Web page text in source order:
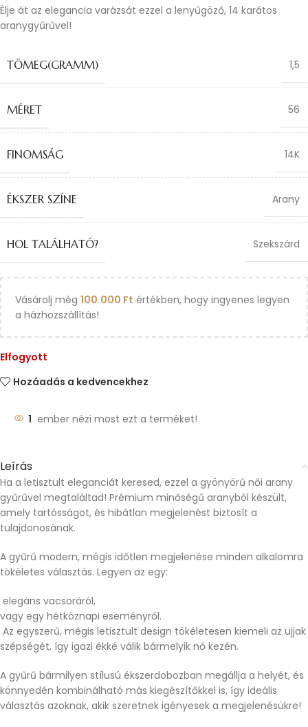
Élje át az elegancia varázsát ezzel a lenyűgöző, 14 karátos
aranygyűrűvel!
TÖMEG(GRAMM) 1,5
MÉRET 56
FINOMSÁG 14K
ÉKSZER SZÍNE Arany
HOL TALÁLHATÓ? Szekszárd
Vásárolj még 100.000 Ft értékben, hogy ingyenes legyen
a házhozszállítás!
Elfogyott
Hozáadás a kedvencekhez
1 ember nézi most ezt a terméket!
Leírás
Ha a letisztult eleganciát keresed, ezzel a gyönyörű női arany
gyűrűvel megtaláltad! Prémium minőségű aranyból készült,
amely tartósságot, és hibátlan megjelenést biztosít a
tulajdonosának.
A gyűrű modern, mégis időtlen megjelenése minden alkalomra
tökéletes választás. Legyen az egy:
elegáns vacsoráról,
vagy egy hétköznapi eseményről.
Az egyszerű, mégis letisztult design tökéletesen kiemeli az ujjak
szépségét, így igazi ékké válik bármelyik nő kezén.
A gyűrű bármilyen stílusú ékszerdobozban megállja a helyét, és
könnyedén kombinálható más kiegészítőkkel is, így ideális
választás azoknak, akik szeretnek igényesek a megjelenésükre!